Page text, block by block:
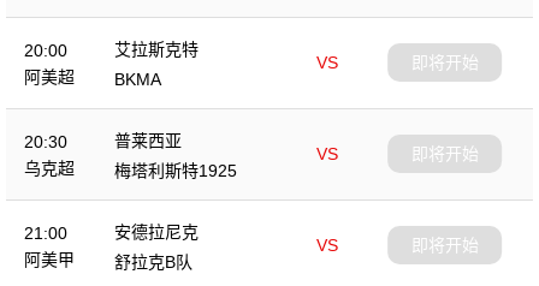
20:00
阿美超
艾拉斯克特
VS
BKMA
即将开始
20:30
乌克超
普莱西亚
VS
梅塔利斯特1925
即将开始
21:00
阿美甲
安德拉尼克
VS
舒拉克B队
即将开始